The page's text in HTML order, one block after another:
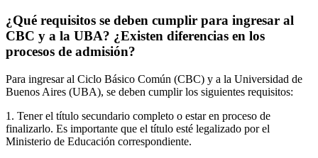
¿Qué requisitos se deben cumplir para ingresar al
CBC y a la UBA? ¿Existen diferencias en los
procesos de admisión?
Para ingresar al Ciclo Básico Común (CBC) y a la Universidad de
Buenos Aires (UBA), se deben cumplir los siguientes requisitos:
1. Tener el título secundario completo o estar en proceso de
finalizarlo. Es importante que el título esté legalizado por el
Ministerio de Educación correspondiente.